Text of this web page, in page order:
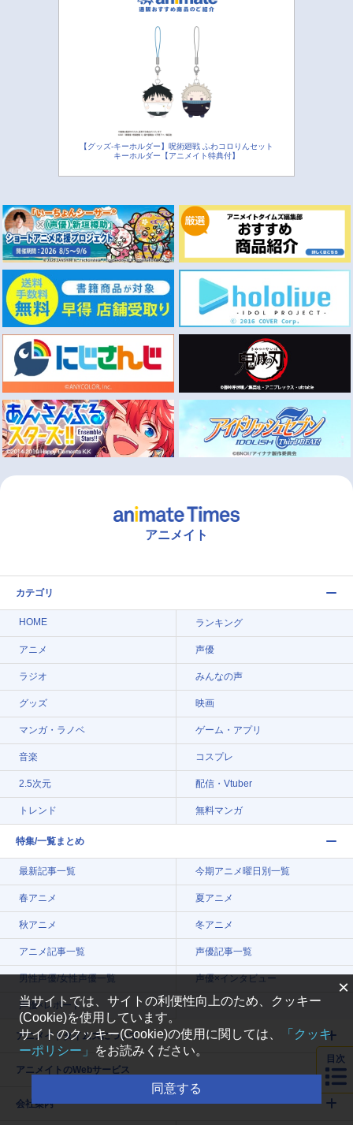
【グッズ-キーホルダー】呪術廻戦 ふわコロりんセット
キーホルダー【アニメイト特典付】
アニメイト
カテゴリ
HOME ランキング
アニメ 声優
ラジオ みんなの声
グッズ 映画
マンガ・ラノベ ゲーム・アプリ
音楽 コスプレ
2.5次元 配信・Vtuber
トレンド 無料マンガ
特集/一覧まとめ
最新記事一覧 今期アニメ曜日別一覧
春アニメ 夏アニメ
秋アニメ 冬アニメ
アニメ記事一覧 声優記事一覧
男性声優/女性声優一覧 声優×インタビュー
声優×レポート
アニメイトタイムズについて
アニメイトのWebサービス
会社案内
目次
×
当サイトでは、サイトの利便性向上のため、クッキー
(Cookie)を使用しています。
サイトのクッキー(Cookie)の使用に関しては、
「クッキ
ーポリシー」
をお読みください。
同意する